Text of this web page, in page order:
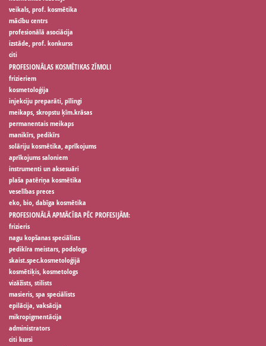
veikals, prof. kosmētika
mācību centrs
profesionālā asociācija
izstāde, prof. konkurss
citi
PROFESIONĀLAS KOSMĒTIKAS ZĪMOLI
frizieriem
kosmetoloģija
injekciju preparāti, pīlingi
meikaps, skropstu ķīm.krāsas
permanentais meikaps
manikīrs, pedikīrs
solāriju kosmētika, aprīkojums
aprīkojums saloniem
instrumenti un aksesuāri
plaša patēriņa kosmētika
veselības preces
eko, bio, dabīga kosmētika
PROFESIONĀLĀ APMĀCĪBA PĒC PROFESIJĀM:
frizieris
nagu kopšanas speciālists
pedikīra meistars, podologs
skaist.spec.kosmetoloģijā
kosmētiķis, kosmetologs
vizāžists, stilists
masieris, spa speciālists
epilācija, vaksācija
mikropigmentācija
administrators
citi kursi